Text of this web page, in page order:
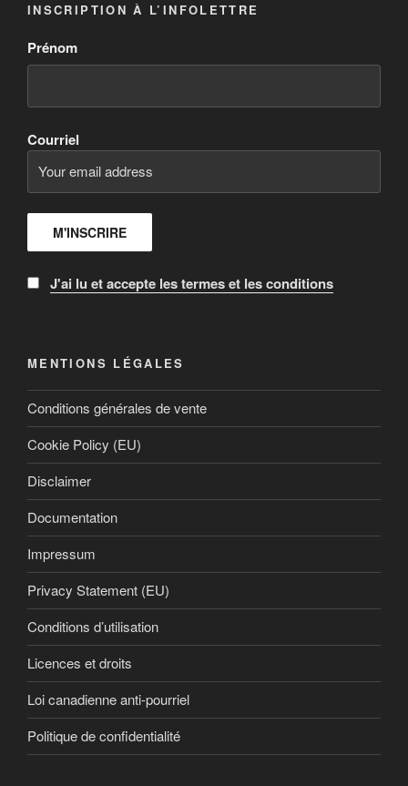
INSCRIPTION À L’INFOLETTRE
Prénom
Courriel
J'ai lu et accepte les termes et les conditions
MENTIONS LÉGALES
Conditions générales de vente
Cookie Policy (EU)
Disclaimer
Documentation
Impressum
Privacy Statement (EU)
Conditions d’utilisation
Licences et droits
Loi canadienne anti-pourriel
Politique de confidentialité